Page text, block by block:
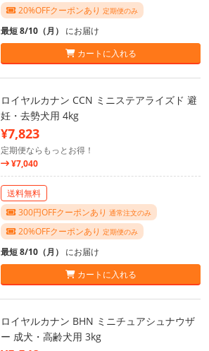
20%OFFクーポンあり 定期便のみ
最短 8/10（月） にお届け
カートに入れる
ロイヤルカナン CCN ミニステアライズド 避
妊・去勢犬用 4kg
¥7,823
定期便ならもっとお得！
¥7,040
送料無料
300円OFFクーポンあり 通常注文のみ
20%OFFクーポンあり 定期便のみ
最短 8/10（月） にお届け
カートに入れる
ロイヤルカナン BHN ミニチュアシュナウザ
ー 成犬・高齢犬用 3kg